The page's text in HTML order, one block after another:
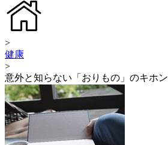
>
健康
>
意外と知らない「おりもの」のキホン